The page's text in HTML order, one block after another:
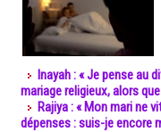
Inayah : « Je pense au
mariage religieux, alors
Rajiya : « Mon mari ne
dépenses : suis-je encore